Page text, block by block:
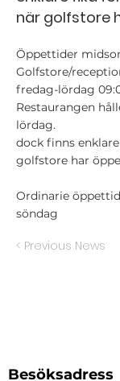
när golfstore
Öppettider
Golfstore/
fredag-lördag
Restaurangen
lördag.
dock finns
golfstore har
Ordinarie
söndag
< Previous News
Besöksadress